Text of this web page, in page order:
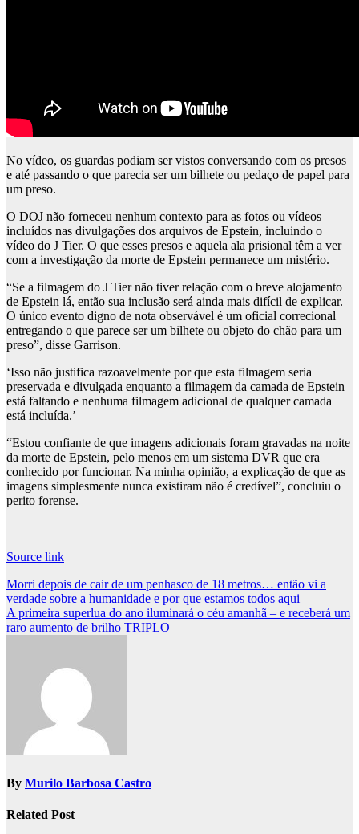
No vídeo, os guardas podiam ser vistos conversando com os presos
e até passando o que parecia ser um bilhete ou pedaço de papel para
um preso.
O DOJ não forneceu nenhum contexto para as fotos ou vídeos
incluídos nas divulgações dos arquivos de Epstein, incluindo o
vídeo do J Tier. O que esses presos e aquela ala prisional têm a ver
com a investigação da morte de Epstein permanece um mistério.
“Se a filmagem do J Tier não tiver relação com o breve alojamento
de Epstein lá, então sua inclusão será ainda mais difícil de explicar.
O único evento digno de nota observável é um oficial correcional
entregando o que parece ser um bilhete ou objeto do chão para um
preso”, disse Garrison.
‘Isso não justifica razoavelmente por que esta filmagem seria
preservada e divulgada enquanto a filmagem da camada de Epstein
está faltando e nenhuma filmagem adicional de qualquer camada
está incluída.’
“Estou confiante de que imagens adicionais foram gravadas na noite
da morte de Epstein, pelo menos em um sistema DVR que era
conhecido por funcionar. Na minha opinião, a explicação de que as
imagens simplesmente nunca existiram não é credível”, concluiu o
perito forense.
Source link
Post
navigation
Morri depois de cair de um penhasco de 18 metros… então vi a
verdade sobre a humanidade e por que estamos todos aqui
A primeira superlua do ano iluminará o céu amanhã – e receberá um
raro aumento de brilho TRIPLO
By Murilo Barbosa Castro
Related Post